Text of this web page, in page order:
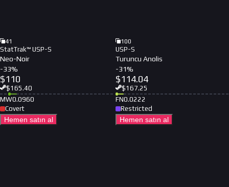
41
StatTrak™ USP-S
Neo-Noir
-33%
$110
$165.40
MW0.0960
Covert
Hemen satın al
100
USP-S
Turuncu Anolis
-31%
$114.04
$167.25
FN0.0222
Restricted
Hemen satın al